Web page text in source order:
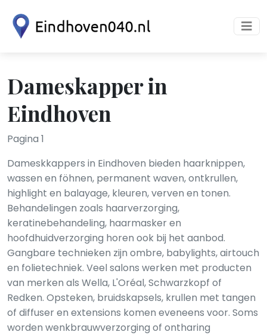
Dameskapper in
Eindhoven
Pagina 1
Dameskkappers in Eindhoven bieden haarknippen,
wassen en föhnen, permanent waven, ontkrullen,
highlight en balayage, kleuren, verven en tonen.
Behandelingen zoals haarverzorging,
keratinebehandeling, haarmasker en
hoofdhuidverzorging horen ook bij het aanbod.
Gangbare technieken zijn ombre, babylights, airtouch
en folietechniek. Veel salons werken met producten
van merken als Wella, L'Oréal, Schwarzkopf of
Redken. Opsteken, bruidskapsels, krullen met tangen
of diffuser en extensions komen eveneens voor. Soms
worden wenkbrauwverzorging of ontharing